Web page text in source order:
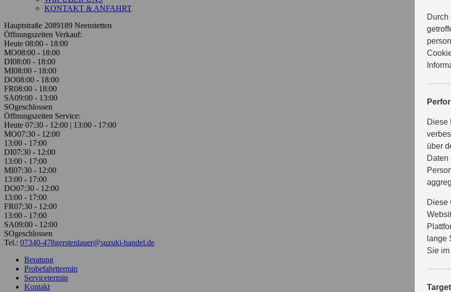
Durch
Diese
über
Daten
Diese
lange
Sie
KONTAKT & ANFAHRT
Hauptstraße 2089189 Neenstetten
Öffnungszeiten Verkauf:
Heute 08:00 - 18:00
MO08:00 - 18:00
DI08:00 - 18:00
MI08:00 - 18:00
DO08:00 - 18:00
FR08:00 - 18:00
SA09:00 - 13:00
SOgeschlossen
Öffnungszeiten Service:
Heute 07:30 - 12:00 | 13:00 - 17:00
MO07:30 - 12:00
13:00 - 17:00
DI07:30 - 12:00
13:00 - 17:00
MI07:30 - 12:00
13:00 - 17:00
DO07:30 - 12:00
13:00 - 17:00
FR07:30 - 12:00
13:00 - 17:00
SA09:00 - 12:00
SOgeschlossen
Tel.: 07340-478gerstenlauer@suzuki-handel.de
Beratung
Probefahrttermin
Servicetermin
Kontakt